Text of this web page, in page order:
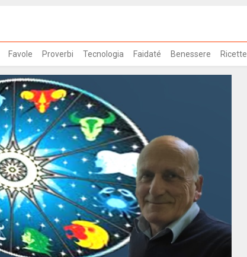
Favole Proverbi Tecnologia Faidaté Benessere Ricette